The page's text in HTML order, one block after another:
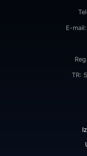
E-mail:
TR: